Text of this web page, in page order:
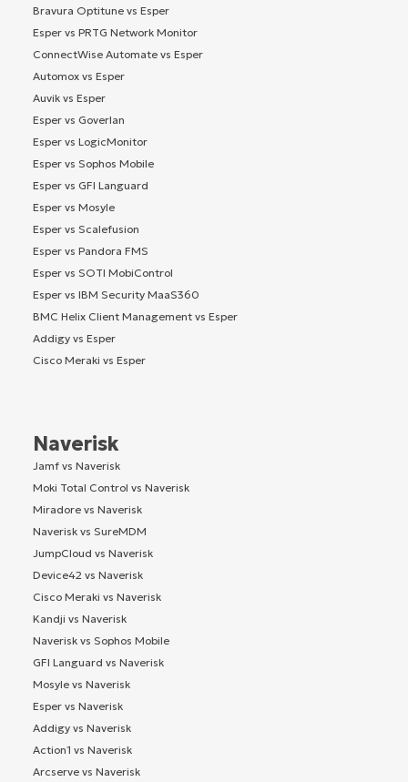
Bravura Optitune vs Esper
Esper vs PRTG Network Monitor
ConnectWise Automate vs Esper
Automox vs Esper
Auvik vs Esper
Esper vs Goverlan
Esper vs LogicMonitor
Esper vs Sophos Mobile
Esper vs GFI Languard
Esper vs Mosyle
Esper vs Scalefusion
Esper vs Pandora FMS
Esper vs SOTI MobiControl
Esper vs IBM Security MaaS360
BMC Helix Client Management vs Esper
Addigy vs Esper
Cisco Meraki vs Esper
Naverisk
Jamf vs Naverisk
Moki Total Control vs Naverisk
Miradore vs Naverisk
Naverisk vs SureMDM
JumpCloud vs Naverisk
Device42 vs Naverisk
Cisco Meraki vs Naverisk
Kandji vs Naverisk
Naverisk vs Sophos Mobile
GFI Languard vs Naverisk
Mosyle vs Naverisk
Esper vs Naverisk
Addigy vs Naverisk
Action1 vs Naverisk
Arcserve vs Naverisk